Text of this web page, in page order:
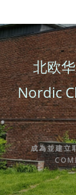
to
content
北欧
Nordic
成為並建立